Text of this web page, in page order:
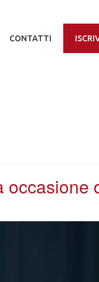
CONTATTI
occasione